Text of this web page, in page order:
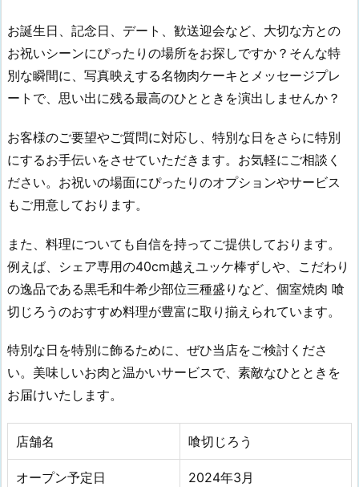
お誕生日、記念日、デート、歓送迎会など、大切な方との
お祝いシーンにぴったりの場所をお探しですか？そんな特
別な瞬間に、写真映えする名物肉ケーキとメッセージプレ
ートで、思い出に残る最高のひとときを演出しませんか？
お客様のご要望やご質問に対応し、特別な日をさらに特別
にするお手伝いをさせていただきます。お気軽にご相談く
ださい。お祝いの場面にぴったりのオプションやサービス
もご用意しております。
また、料理についても自信を持ってご提供しております。
例えば、シェア専用の40cm越えユッケ棒ずしや、こだわり
の逸品である黒毛和牛希少部位三種盛りなど、個室焼肉 喰
切じろうのおすすめ料理が豊富に取り揃えられています。
特別な日を特別に飾るために、ぜひ当店をご検討くださ
い。美味しいお肉と温かいサービスで、素敵なひとときを
お届けいたします。
店舗名 喰切じろう
オープン予定日 2024年3月